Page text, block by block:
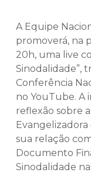
A Equipe
promoverá, na
20h, uma live
Sinodalidade”,
Conferência
no YouTube. A
reflexão sobre
sua relação
Documento
Sinodalidade